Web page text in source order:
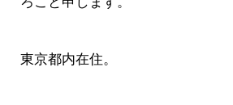
東京都内在住。